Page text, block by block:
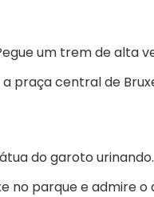
um trem de alta
praça central de
do garoto urinando.
no parque e admire o